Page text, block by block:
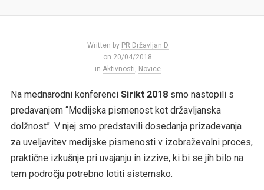
Written by PR Državljan D
on 20/04/2018
in Aktivnosti, Novice
Na mednarodni konferenci Sirikt 2018smo nastopili s
predavanjem “Medijska pismenost kot državljanska
dolžnost”. V njej smo predstavili dosedanja prizadevanja
za uveljavitev medijske pismenosti v izobraževalni proces,
praktične izkušnje pri uvajanju in izzive, ki bi se jih bilo na
tem področju potrebno lotiti sistemsko.